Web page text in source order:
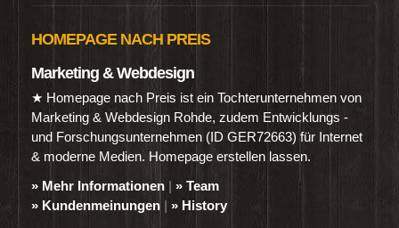
HOMEPAGE NACH PREIS
Marketing & Webdesign
★ Homepage nach Preis ist ein Tochterunternehmen von
Marketing & Webdesign Rohde, zudem Entwicklungs -
und Forschungsunternehmen (ID GER72663) für Internet
& moderne Medien. Homepage erstellen lassen.
» Mehr Informationen | » Team
» Kundenmeinungen | » History